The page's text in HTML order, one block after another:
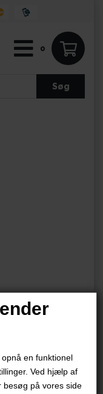
en funktionel
Ved hjælp af
besøg på vores side
0